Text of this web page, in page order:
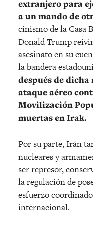
extranjero para
a un mando de
cinismo de la Casa
Donald Trump
asesinato en su
la bandera
después de
ataque aéreo
Movilización
muertas en Irak.
Por su parte, Irán
nucleares y
ser represor,
la regulación de
esfuerzo
internacional.